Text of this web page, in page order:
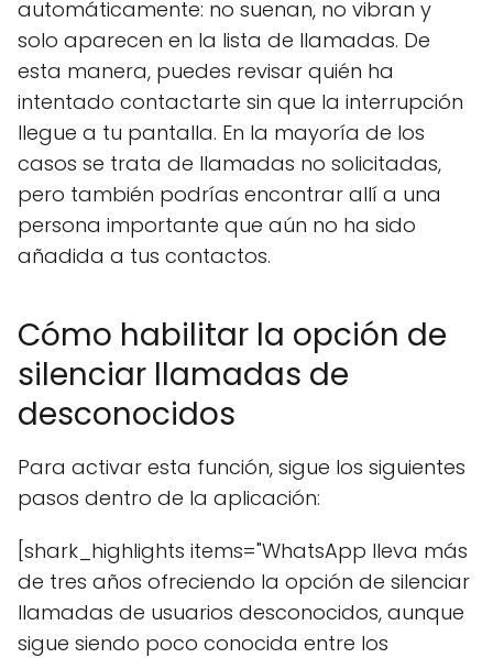
automáticamente: no suenan, no vibran y
solo aparecen en la lista de llamadas. De
esta manera, puedes revisar quién ha
intentado contactarte sin que la interrupción
llegue a tu pantalla. En la mayoría de los
casos se trata de llamadas no solicitadas,
pero también podrías encontrar allí a una
persona importante que aún no ha sido
añadida a tus contactos.
Cómo habilitar la opción de
silenciar llamadas de
desconocidos
Para activar esta función, sigue los siguientes
pasos dentro de la aplicación:
[shark_highlights items="WhatsApp lleva más
de tres años ofreciendo la opción de silenciar
llamadas de usuarios desconocidos, aunque
sigue siendo poco conocida entre los